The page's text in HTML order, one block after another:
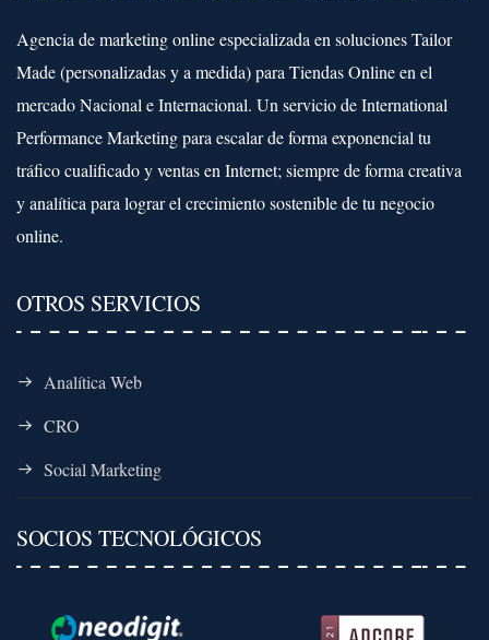
Agencia de marketing online especializada en soluciones Tailor
Made (personalizadas y a medida) para Tiendas Online en el
mercado Nacional e Internacional. Un servicio de International
Performance Marketing para escalar de forma exponencial tu
tráfico cualificado y ventas en Internet; siempre de forma creativa
y analítica para lograr el crecimiento sostenible de tu negocio
online.
OTROS SERVICIOS
Analítica Web
CRO
Social Marketing
SOCIOS TECNOLÓGICOS